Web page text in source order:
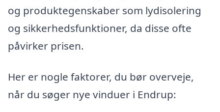
og produktegenskaber som lydisolering
og sikkerhedsfunktioner, da disse ofte
påvirker prisen.
Her er nogle faktorer, du bør overveje,
når du søger nye vinduer i Endrup: